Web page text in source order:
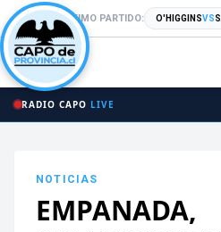
PRÓXIMO PARTIDO: O'HIGGINSVS
RADIO CAPO LIVE
NOTICIAS
EMPANADA,